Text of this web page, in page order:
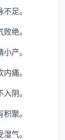
足。
绝。
产。
痛。
阴。
聚。
气。